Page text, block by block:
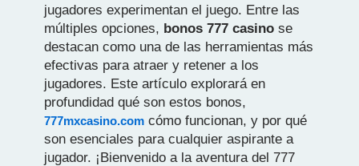
jugadores experimentan el juego. Entre las
múltiples opciones, bonos 777 casino se
destacan como una de las herramientas más
efectivas para atraer y retener a los
jugadores. Este artículo explorará en
profundidad qué son estos bonos,
777mxcasino.com cómo funcionan, y por qué
son esenciales para cualquier aspirante a
jugador. ¡Bienvenido a la aventura del 777